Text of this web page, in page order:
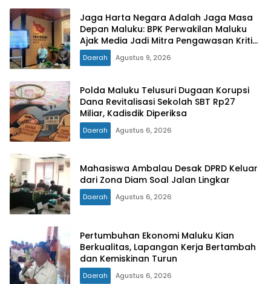
Jaga Harta Negara Adalah Jaga Masa
Depan Maluku: BPK Perwakilan Maluku
Ajak Media Jadi Mitra Pengawasan Kritis
dan Berimbang
Daerah Agustus 9, 2026
Polda Maluku Telusuri Dugaan Korupsi
Dana Revitalisasi Sekolah SBT Rp27
Miliar, Kadisdik Diperiksa
Daerah Agustus 6, 2026
Mahasiswa Ambalau Desak DPRD Keluar
dari Zona Diam Soal Jalan Lingkar
Daerah Agustus 6, 2026
Pertumbuhan Ekonomi Maluku Kian
Berkualitas, Lapangan Kerja Bertambah
dan Kemiskinan Turun
Daerah Agustus 6, 2026